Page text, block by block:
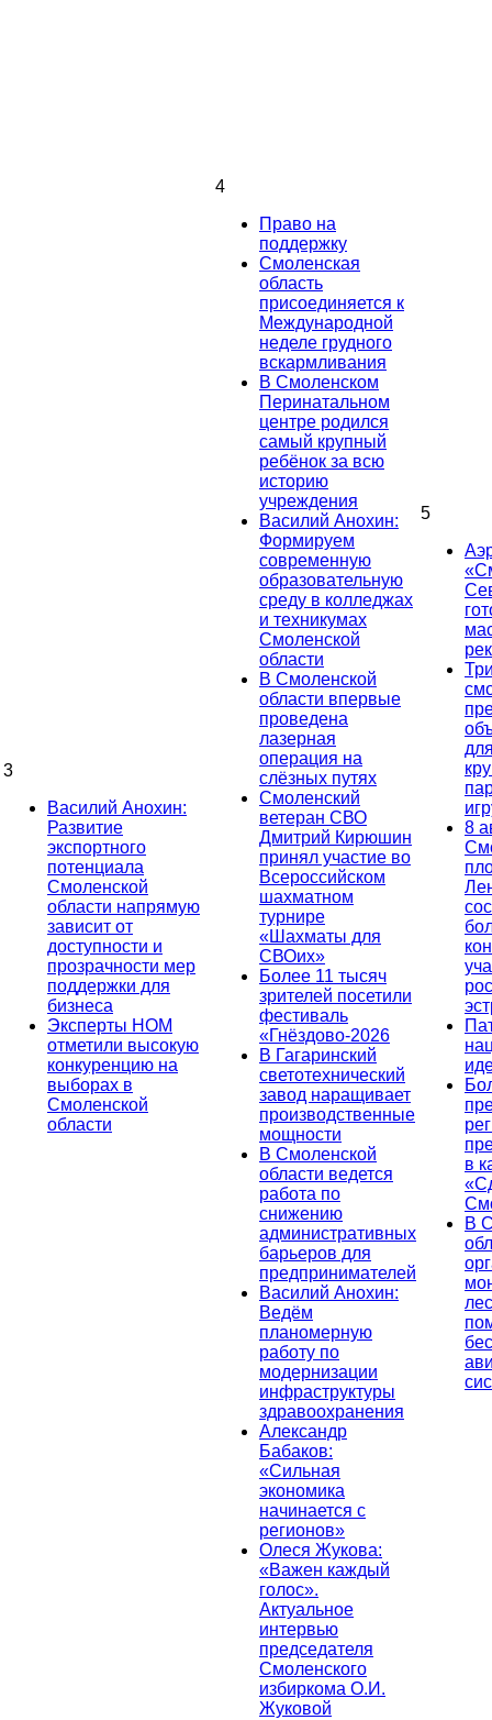
3
Василий Анохин:
Развитие
экспортного
потенциала
Смоленской
области напрямую
зависит от
доступности и
прозрачности мер
поддержки для
бизнеса
Эксперты НОМ
отметили высокую
конкуренцию на
выборах в
Смоленской
области
4
Право на
поддержку
Смоленская
область
присоединяется к
Международной
неделе грудного
вскармливания
В Смоленском
Перинатальном
центре родился
самый крупный
ребёнок за всю
историю
учреждения
Василий Анохин:
Формируем
современную
образовательную
среду в колледжах
и техникумах
Смоленской
области
В Смоленской
области впервые
проведена
лазерная
операция на
слёзных путях
Смоленский
ветеран СВО
Дмитрий Кирюшин
принял участие во
Всероссийском
шахматном
турнире
«Шахматы для
СВОих»
Более 11 тысяч
зрителей посетили
фестиваль
«Гнёздово-2026
В Гагаринский
светотехнический
завод наращивает
производственные
мощности
В Смоленской
области ведется
работа по
снижению
административных
барьеров для
предпринимателей
Василий Анохин:
Ведём
планомерную
работу по
модернизации
инфраструктуры
здравоохранения
Александр
Бабаков:
«Сильная
экономика
начинается с
регионов»
Олеся Жукова:
«Важен каждый
голос».
Актуальное
интервью
председателя
Смоленского
избиркома О.И.
Жуковой
5
8
в
В